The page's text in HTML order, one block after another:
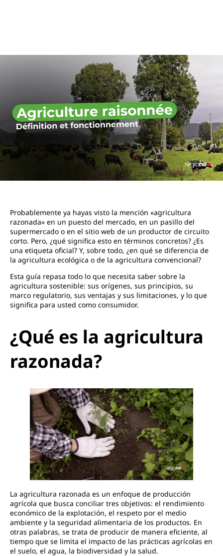
Probablemente ya hayas visto la mención «agricultura
razonada» en un puesto del mercado, en un pasillo del
supermercado o en el sitio web de un productor de circuito
corto. Pero, ¿qué significa esto en términos concretos? ¿Es
una etiqueta oficial? Y, sobre todo, ¿en qué se diferencia de
la agricultura ecológica o de la agricultura convencional?
Esta guía repasa todo lo que necesita saber sobre la
agricultura sostenible: sus orígenes, sus principios, su
marco regulatorio, sus ventajas y sus limitaciones, y lo que
significa para usted como consumidor.
¿Qué es la agricultura
razonada?
La agricultura razonada es un enfoque de producción
agrícola que busca conciliar tres objetivos: el rendimiento
económico de la explotación, el respeto por el medio
ambiente y la seguridad alimentaria de los productos. En
otras palabras, se trata de producir de manera eficiente, al
tiempo que se limita el impacto de las prácticas agrícolas en
el suelo, el agua, la biodiversidad y la salud.